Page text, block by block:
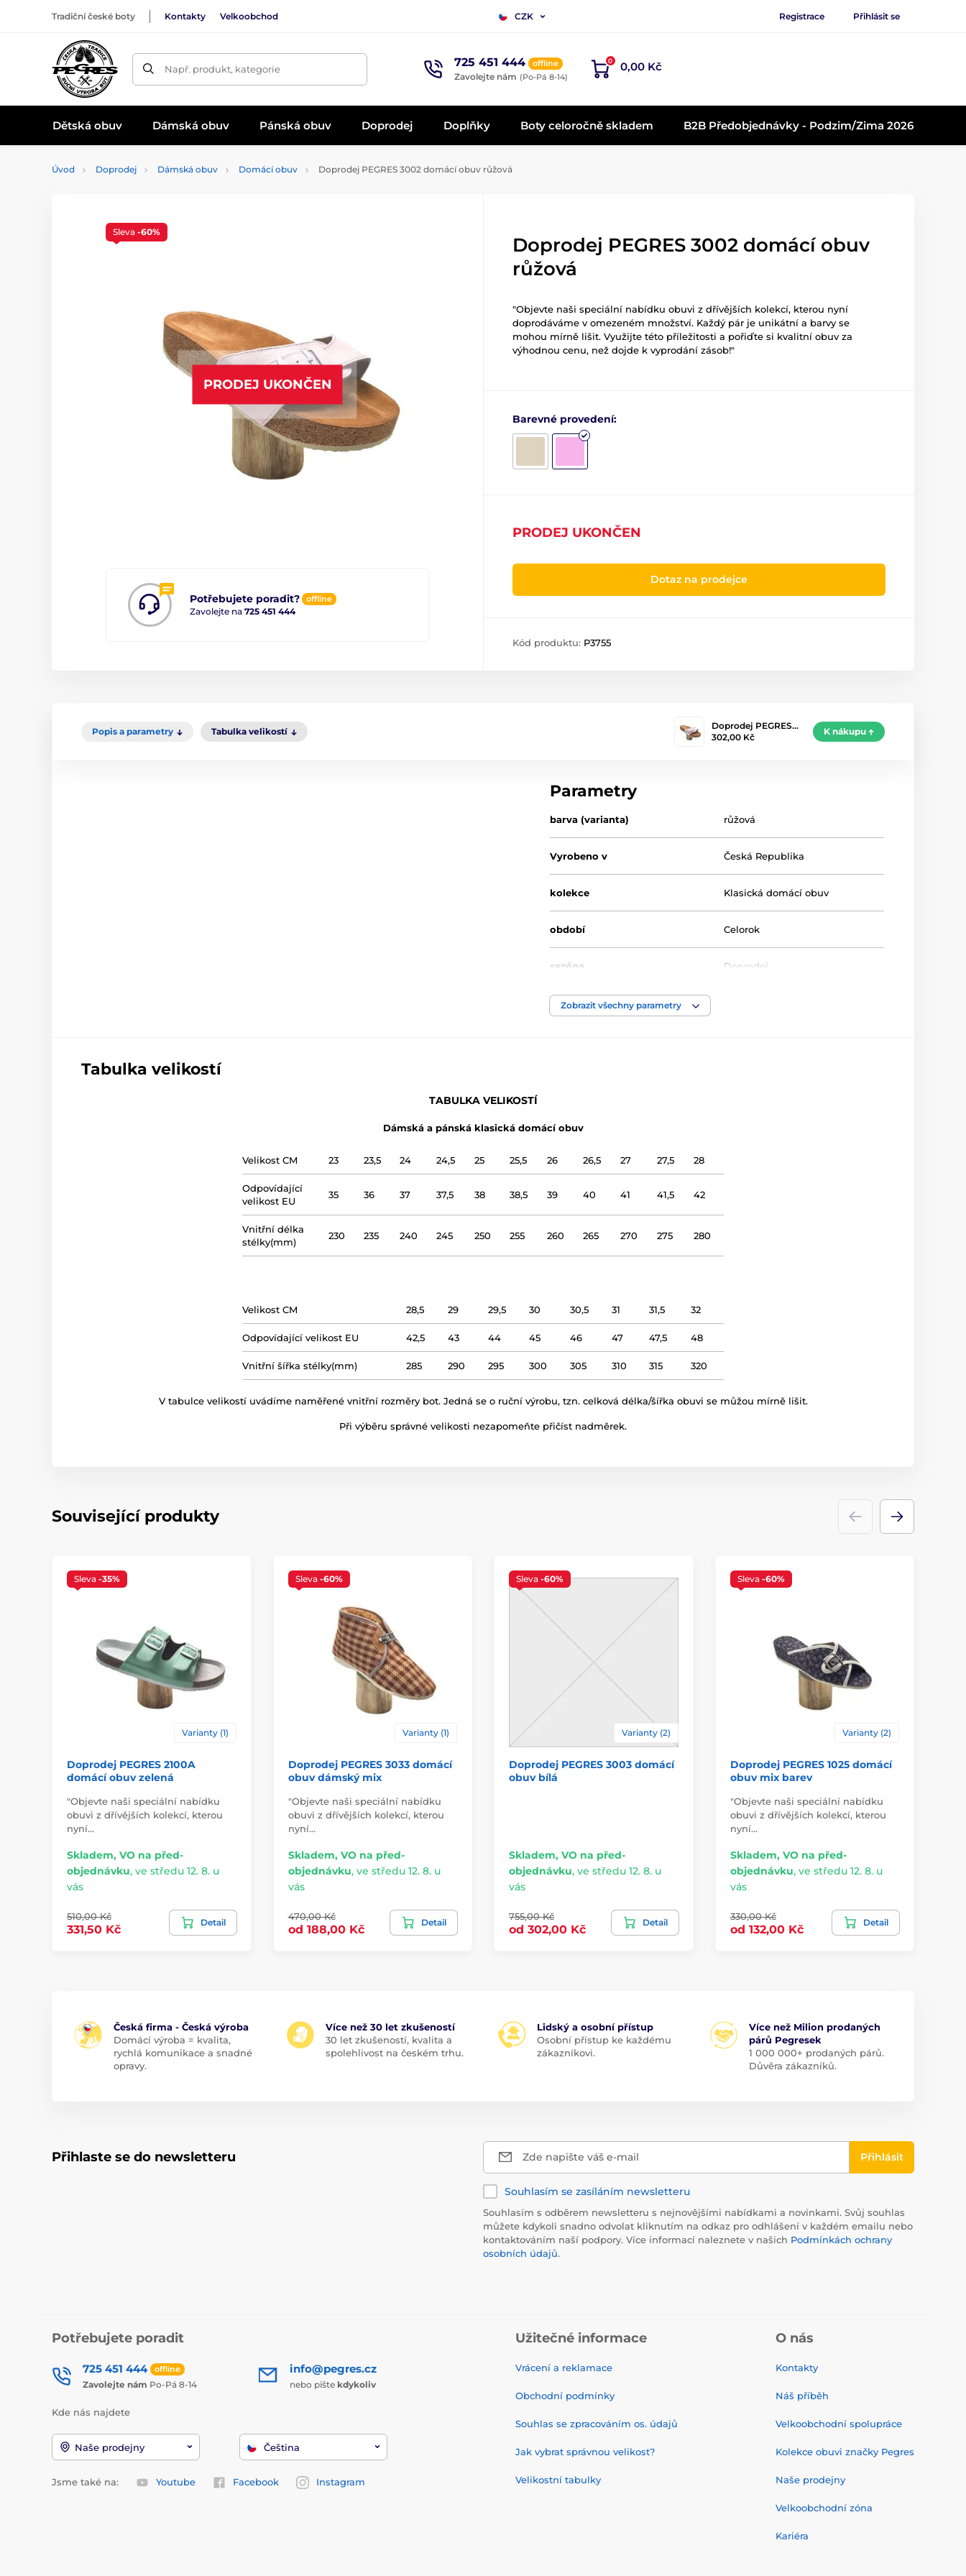
Tradiční české boty Kontakty Velkoobchod CZK Registrace Přihlásit se
Např. produkt, kategorie 725 451 444 offline
Zavolejte nám (Po-Pá 8-14)
0 0,00 Kč
Dětská obuv Dámská obuv Pánská obuv Doprodej Doplňky Boty celoročně skladem B2B Předobjednávky - Podzim/Zima 2026
Úvod Doprodej Dámská obuv Domácí obuv Doprodej PEGRES 3002 domácí obuv růžová
PRODEJ UKONČEN
Potřebujete poradit? offline
Zavolejte na 725 451 444
Sleva -60%
Doprodej PEGRES 3002 domácí obuv
růžová
"Objevte naši speciální nabídku obuvi z dřívějších kolekcí, kterou nyní
doprodáváme v omezeném množství. Každý pár je unikátní a barvy se
mohou mírně lišit. Využijte této příležitosti a pořiďte si kvalitní obuv za
výhodnou cenu, než dojde k vyprodání zásob!"
Barevné provedení:
PRODEJ UKONČEN
Dotaz na prodejce
Kód produktu: P3755
Popis a parametry Tabulka velikostí
Doprodej PEGRES…
302,00 Kč
K nákupu
Parametry
barva (varianta) růžová
Vyrobeno v Česká Republika
kolekce Klasická domácí obuv
období Celorok
sezóna Doprodej
šíře chodidla
Zobrazit všechny parametry
Tabulka velikostí
TABULKA VELIKOSTÍ
Dámská a pánská klasická domácí obuv
Velikost CM 23 23,5 24 24,5 25 25,5 26 26,5 27 27,5 28
Odpovídající
velikost EU
35 36 37 37,5 38 38,5 39 40 41 41,5 42
Vnitřní délka
stélky(mm)
230 235 240 245 250 255 260 265 270 275 280
Velikost CM 28,5 29 29,5 30 30,5 31 31,5 32
Odpovídající velikost EU 42,5 43 44 45 46 47 47,5 48
Vnitřní šířka stélky(mm) 285 290 295 300 305 310 315 320
V tabulce velikostí uvádíme naměřené vnitřní rozměry bot. Jedná se o ruční výrobu, tzn. celková délka/šířka obuvi se můžou mírně lišit.
Při výběru správné velikosti nezapomeňte přičíst nadměrek.
Související produkty
Sleva -35%
Varianty (1)
Doprodej PEGRES 2100A
domácí obuv zelená
"Objevte naši speciální nabídku
obuvi z dřívějších kolekcí, kterou
nyní…
Skladem, VO na před-
objednávku, ve středu 12. 8. u
vás
510,00 Kč
331,50 Kč
Detail
Sleva -60%
Varianty (1)
Doprodej PEGRES 3033 domácí
obuv dámský mix
"Objevte naši speciální nabídku
obuvi z dřívějších kolekcí, kterou
nyní…
Skladem, VO na před-
objednávku, ve středu 12. 8. u
vás
470,00 Kč
od 188,00 Kč
Detail
Sleva -60%
Varianty (2)
Doprodej PEGRES 3003 domácí
obuv bílá
Skladem, VO na před-
objednávku, ve středu 12. 8. u
vás
755,00 Kč
od 302,00 Kč
Detail
Sleva -60%
Varianty (2)
Doprodej PEGRES 1025 domácí
obuv mix barev
"Objevte naši speciální nabídku
obuvi z dřívějších kolekcí, kterou
nyní…
Skladem, VO na před-
objednávku, ve středu 12. 8. u
vás
330,00 Kč
od 132,00 Kč
Detail
Česká firma - Česká výroba
Domácí výroba = kvalita,
rychlá komunikace a snadné
opravy.
Více než 30 let zkušeností
30 let zkušeností, kvalita a
spolehlivost na českém trhu.
Lidský a osobní přístup
Osobní přístup ke každému
zákazníkovi.
Více než Milion prodaných
párů Pegresek
1 000 000+ prodaných párů.
Důvěra zákazníků.
Přihlaste se do newsletteru Zde napište váš e-mail Přihlásit
Souhlasím se zasíláním newsletteru
Souhlasím s odběrem newsletteru s nejnovějšími nabídkami a novinkami. Svůj souhlas
můžete kdykoli snadno odvolat kliknutím na odkaz pro odhlášení v každém emailu nebo
kontaktováním naší podpory. Více informací naleznete v našich Podmínkách ochrany
osobních údajů.
Potřebujete poradit
725 451 444 offline
Zavolejte nám Po-Pá 8-14
info@pegres.cz
nebo pište kdykoliv
Kde nás najdete
Naše prodejny Čeština
Jsme také na: Youtube Facebook Instagram
Užitečné informace
Vrácení a reklamace
Obchodní podmínky
Souhlas se zpracováním os. údajů
Jak vybrat správnou velikost?
Velikostní tabulky
O nás
Kontakty
Náš příběh
Velkoobchodní spolupráce
Kolekce obuvi značky Pegres
Naše prodejny
Velkoobchodní zóna
Kariéra